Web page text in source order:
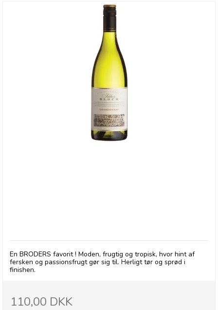
En BRODERS favorit ! Moden, frugtig og tropisk, hvor hint af
fersken og passionsfrugt gør sig til. Herligt tør og sprød i
finishen.
110,00 DKK